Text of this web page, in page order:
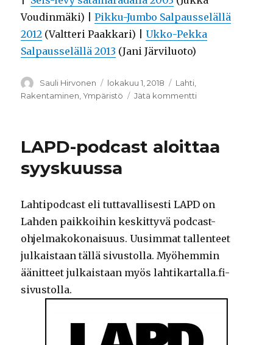
Voudinmäki) |Pikku-Jumbo Salpausselällä
2012 (Valtteri Paakkari) |Ukko-Pekka
Salpausselällä 2013 (Jani Järviluoto)
Kirjoittaja
Sauli Hirvonen Julkaistu
lokakuu 1, 2018 Kategoriat
Lahti
Rakentaminen,Ympäristö Jätä kommentti
Lahden
LAPD-podcast aloittaa
syyskuussa
Lahtipodcast eli tuttavallisesti LAPD on
Lahden paikkoihin keskittyvä podcast-
ohjelmakokonaisuus. Uusimmat tallenteet
julkaistaan tällä sivustolla. Myöhemmin
äänitteet julkaistaan myös lahtikartalla.fi-
sivustolla.